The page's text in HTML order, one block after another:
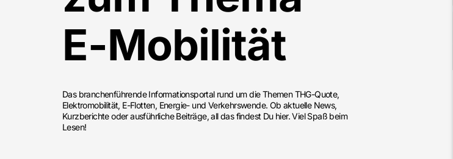
E-Mobilität
Das branchenführende Informationsportal rund um die Themen THG-Quote,
Elektromobilität, E-Flotten, Energie- und Verkehrswende. Ob aktuelle News,
Kurzberichte oder ausführliche Beiträge, all das findest Du hier. Viel Spaß beim
Lesen!